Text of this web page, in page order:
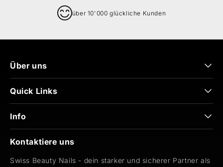
über 10'000 glückliche Kunden
Über uns
Quick Links
Info
Kontaktiere uns
Swiss Beauty Nails - dein starker und sicherer Partner als